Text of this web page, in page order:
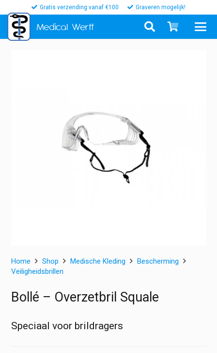
Gratis verzending vanaf €100 Graveren mogelijk!
Medical Werff
Home Shop Medische Kleding
Bescherming
Veiligheidsbrillen
Bollé – Overzetbril Squale
Speciaal voor brildragers